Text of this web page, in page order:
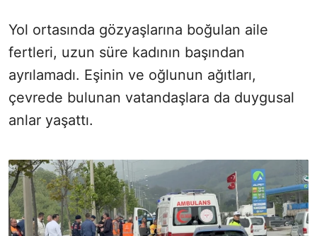
Yol ortasında gözyaşlarına boğulan aile
fertleri, uzun süre kadının başından
ayrılamadı. Eşinin ve oğlunun ağıtları,
çevrede bulunan vatandaşlara da duygusal
anlar yaşattı.